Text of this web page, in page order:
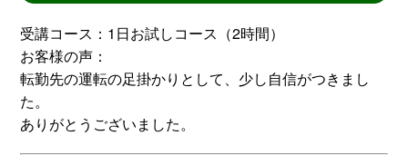
プログラム
受講コース：1日お試しコース（2時間）
お客様の声：
転勤先の運転の足掛かりとして、少し自信がつきまし
た。
ありがとうございました。